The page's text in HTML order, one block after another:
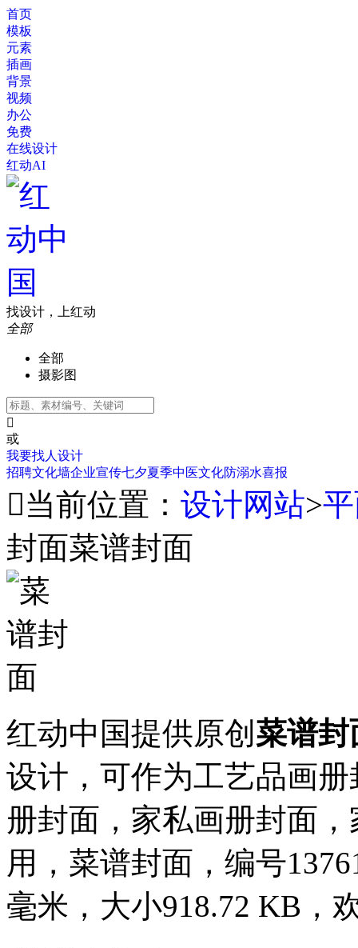
首页
模板
元素
插画
背景
视频
办公
免费
在线设计
红动AI
找设计，上红动
全部
全部
摄影图

或
我要找人设计
招聘文化墙企业宣传七夕夏季中医文化防溺水喜报
当前位置： 设计网站>
封面菜谱封面
红动中国提供原创菜谱封
设计，可作为工艺品画
册封面，家私画册封面
用，菜谱封面，编号
毫米，大小918.72 KB，